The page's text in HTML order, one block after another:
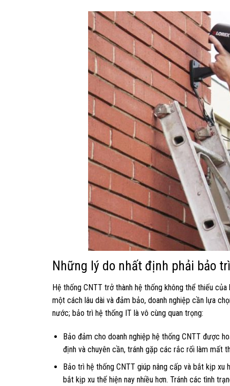
Những lý do nhất định phải bảo
Hệ thống CNTT trở thành hệ thống không thể thiếu
một cách lâu dài và đảm bảo, doanh nghiệp cần lựa
nước; bảo trì hệ thống IT là vô cùng quan trọng:
Bảo đảm cho doanh nghiệp hệ thống CNTT được
định và chuyên cần, tránh gặp các rắc rối làm mất
Bảo trì hệ thống CNTT giúp nâng cấp và bắt kịp xu
bắt kịp xu thế hiện nay nhiều hơn. Tránh các tình